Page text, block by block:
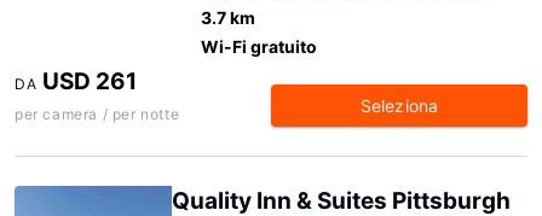
3.7 km
Wi-Fi gratuito
DA USD 261
per camera / per notte Seleziona
Quality Inn & Suites Pittsburgh